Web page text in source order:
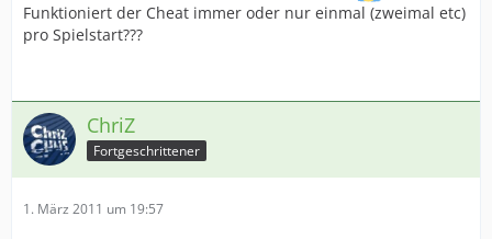
Funktioniert der Cheat immer oder nur einmal (zweimal etc)
pro Spielstart???
ChriZ
Fortgeschrittener
1. März 2011 um 19:57